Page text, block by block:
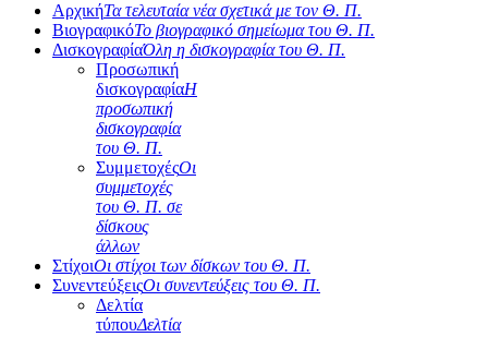
ΑρχικήΤα τελευταία νέα σχετικά με τον Θ. Π.
ΒιογραφικόΤο βιογραφικό σημείωμα του Θ. Π.
ΔισκογραφίαΌλη η δισκογραφία του Θ. Π.
Προσωπική
δισκογραφίαΗ
προσωπική
δισκογραφία
του Θ. Π.
ΣυμμετοχέςΟι
συμμετοχές
του Θ. Π. σε
δίσκους
άλλων
ΣτίχοιΟι στίχοι των δίσκων του Θ. Π.
ΣυνεντεύξειςΟι συνεντεύξεις του Θ. Π.
Δελτία
τύπουΔελτία